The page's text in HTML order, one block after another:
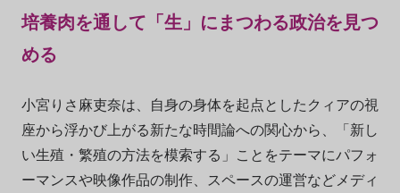
培養肉を通して「生」にまつわる政治を見つ
める
小宮りさ麻吏奈は、自身の身体を起点としたクィアの視
座から浮かび上がる新たな時間論への関心から、「新し
い生殖・繁殖の方法を模索する」ことをテーマにパフォ
ーマンスや映像作品の制作、スペースの運営などメディ